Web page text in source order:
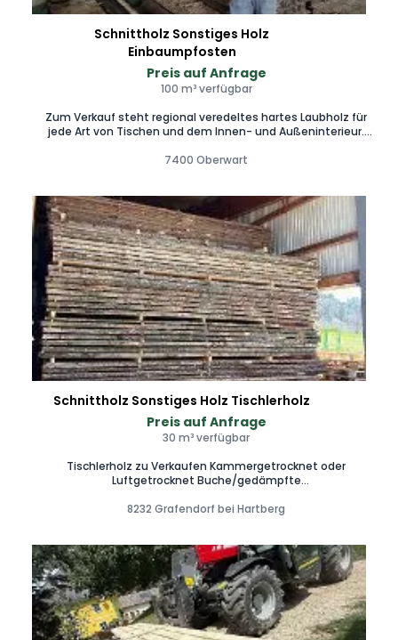
Schnittholz Sonstiges Holz
Einbaumpfosten
Preis auf Anfrage
100 m³ verfügbar
Zum Verkauf steht regional veredeltes hartes Laubholz für
jede Art von Tischen und dem Innen- und Außeninterieur.
7400 Oberwart
Schnittholz Sonstiges Holz Tischlerholz
Preis auf Anfrage
30 m³ verfügbar
Tischlerholz zu Verkaufen Kammergetrocknet oder
Luftgetrocknet Buche/gedämpfte
60cm Weiter Informationen und Preise auf Anfrage.
8232 Grafendorf bei Hartberg